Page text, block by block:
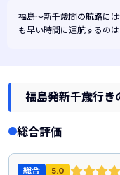
福島～新千歳間の航路には
も早い時間に運航するの
福島発新千歳行き
総合評価
総合 5.0